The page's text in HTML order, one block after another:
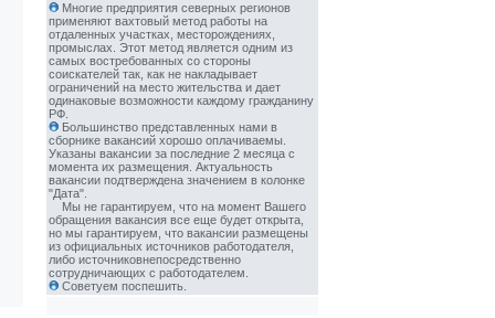
Многие предприятия северных регионов
применяют вахтовый метод работы на
отдаленных участках, месторождениях,
промыслах. Этот метод является одним из
самых востребованных со стороны
соискателей так, как не накладывает
ограничений на место жительства и дает
одинаковые возможности каждому гражданину
РФ.
Большинство представленных нами в
сборнике вакансий хорошо оплачиваемы.
Указаны вакансии за последние 2 месяца с
момента их размещения. Актуальность
вакансии подтверждена значением в колонке
"Дата".
Мы не гарантируем, что на момент Вашего
обращения вакансия все еще будет открыта,
но мы гарантируем, что вакансии размещены
из официальных источников работодателя,
либо источниковнепосредственно
сотрудничающих с работодателем.
Советуем поспешить.